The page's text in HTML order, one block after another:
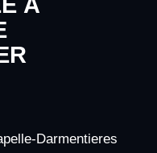
Darmentieres